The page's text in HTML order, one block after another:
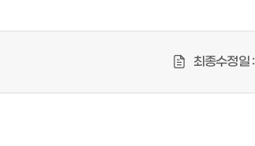
최종수정일 :